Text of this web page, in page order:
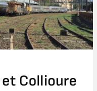
Collioure